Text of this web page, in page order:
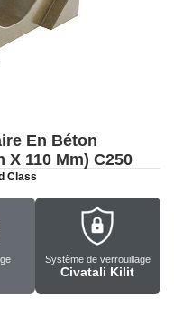
En Béton
X 110 Mm) C250
Class
Système de verrouillage
Civatali Kilit